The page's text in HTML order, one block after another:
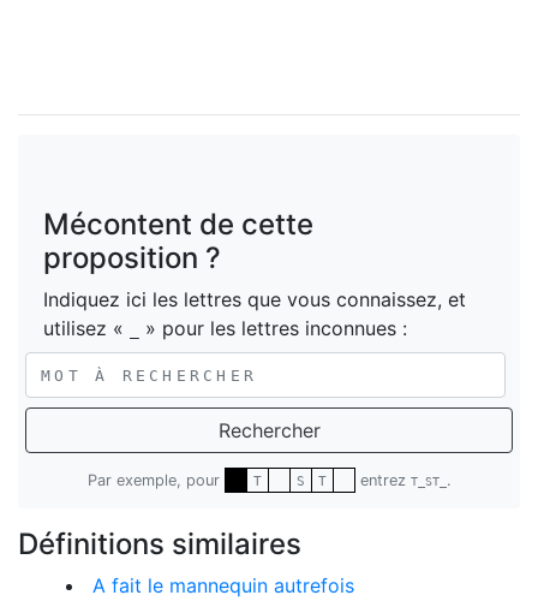
Mécontent de cette
proposition ?
Indiquez ici les lettres que vous connaissez, et
utilisez «
» pour les lettres inconnues :
Rechercher
Par exemple, pour T S T entrez T_ST_ .
Définitions similaires
A fait le mannequin autrefois